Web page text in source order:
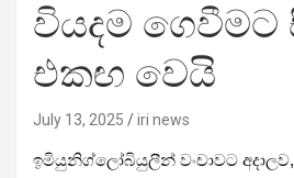
වියදම ගෙවීමට
එකඟ වෙයි
July 13, 2025 iri news
ඉමියුනිග්ලෝබියුලීන් වංචාවට